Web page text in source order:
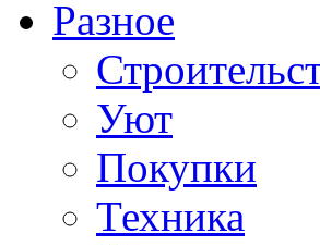
Разное
Уют
Покупки
Техника